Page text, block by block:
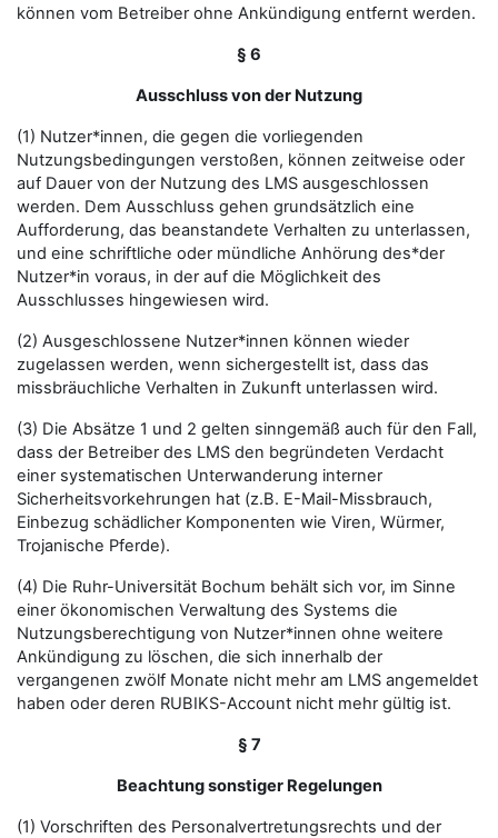
können vom Betreiber ohne Ankündigung entfernt werden.
§ 6
Ausschluss von der Nutzung
(1) Nutzer*innen, die gegen die vorliegenden
Nutzungsbedingungen verstoßen, können zeitweise oder
auf Dauer von der Nutzung des LMS ausgeschlossen
werden. Dem Ausschluss gehen grundsätzlich eine
Aufforderung, das beanstandete Verhalten zu unterlassen,
und eine schriftliche oder mündliche Anhörung des*der
Nutzer*in voraus, in der auf die Möglichkeit des
Ausschlusses hingewiesen wird.
(2) Ausgeschlossene Nutzer*innen können wieder
zugelassen werden, wenn sichergestellt ist, dass das
missbräuchliche Verhalten in Zukunft unterlassen wird.
(3) Die Absätze 1 und 2 gelten sinngemäß auch für den Fall,
dass der Betreiber des LMS den begründeten Verdacht
einer systematischen Unterwanderung interner
Sicherheitsvorkehrungen hat (z.B. E-Mail-Missbrauch,
Einbezug schädlicher Komponenten wie Viren, Würmer,
Trojanische Pferde).
(4) Die Ruhr-Universität Bochum behält sich vor, im Sinne
einer ökonomischen Verwaltung des Systems die
Nutzungsberechtigung von Nutzer*innen ohne weitere
Ankündigung zu löschen, die sich innerhalb der
vergangenen zwölf Monate nicht mehr am LMS angemeldet
haben oder deren RUBIKS-Account nicht mehr gültig ist.
§ 7
Beachtung sonstiger Regelungen
(1) Vorschriften des Personalvertretungsrechts und der